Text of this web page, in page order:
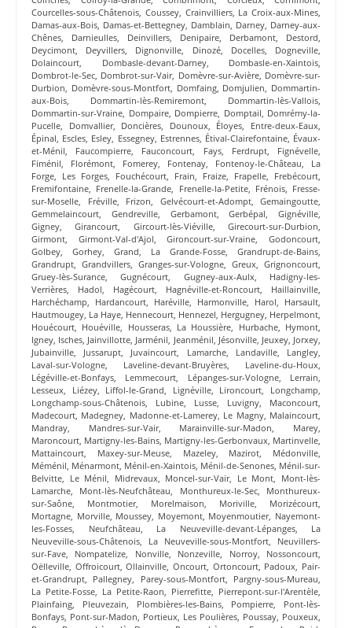
Courcelles-sous-Châtenois, Coussey, Crainvilliers, La Croix-aux-Mines,
Damas-aux-Bois, Damas-et-Bettegney, Damblain, Darney, Darney-aux-
Chênes, Darnieulles, Deinvillers, Denipaire, Derbamont, Destord,
Deycimont, Deyvillers, Dignonville, Dinozé, Docelles, Dogneville,
Dolaincourt, Dombasle-devant-Darney, Dombasle-en-Xaintois,
Dombrot-le-Sec, Dombrot-sur-Vair, Domèvre-sur-Avière, Domèvre-sur-
Durbion, Domèvre-sous-Montfort, Domfaing, Domjulien, Dommartin-
aux-Bois, Dommartin-lès-Remiremont, Dommartin-lès-Vallois,
Dommartin-sur-Vraine, Dompaire, Dompierre, Domptail, Domrémy-la-
Pucelle, Domvallier, Doncières, Dounoux, Éloyes, Entre-deux-Eaux,
Épinal, Escles, Esley, Essegney, Estrennes, Étival-Clairefontaine, Évaux-
et-Ménil, Faucompierre, Fauconcourt, Fays, Ferdrupt, Fignévelle,
Fiménil, Florémont, Fomerey, Fontenay, Fontenoy-le-Château, La
Forge, Les Forges, Fouchécourt, Frain, Fraize, Frapelle, Frebécourt,
Fremifontaine, Frenelle-la-Grande, Frenelle-la-Petite, Frénois, Fresse-
sur-Moselle, Fréville, Frizon, Gelvécourt-et-Adompt, Gemaingoutte,
Gemmelaincourt, Gendreville, Gerbamont,Gerbépal, Gignéville,
Gigney,Girancourt, Gircourt-lès-Viéville,Girecourt-sur-Durbion,
Girmont, Girmont-Val-d'Ajol,Gironcourt-sur-Vraine,Godoncourt,
Golbey, Gorhey, Grand, La Grande-Fosse, Grandrupt-de-Bains,
Grandrupt, Grandvillers, Granges-sur-Vologne, Greux, Grignoncourt,
Gruey-lès-Surance,Gugnécourt, Gugney-aux-Aulx, Hadigny-les-
Verrières, Hadol, Hagécourt, Hagnéville-et-Roncourt, Haillainville,
Harchéchamp, Hardancourt, Haréville, Harmonville, Harol, Harsault,
Hautmougey, La Haye, Hennecourt, Hennezel, Hergugney, Herpelmont,
Houécourt, Houéville, Housseras, La Houssière, Hurbache, Hymont,
Igney, Isches, Jainvillotte, Jarménil, Jeanménil, Jésonville, Jeuxey, Jorxey,
Jubainville, Jussarupt, Juvaincourt, Lamarche, Landaville, Langley,
Laval-sur-Vologne, Laveline-devant-Bruyères, Laveline-du-Houx,
Légéville-et-Bonfays, Lemmecourt, Lépanges-sur-Vologne, Lerrain,
Lesseux, Liézey, Liffol-le-Grand, Lignéville, Lironcourt, Longchamp,
Longchamp-sous-Châtenois, Lubine, Lusse, Luvigny, Maconcourt,
Madecourt, Madegney, Madonne-et-Lamerey, Le Magny, Malaincourt,
Mandray, Mandres-sur-Vair, Marainville-sur-Madon, Marey,
Maroncourt, Martigny-les-Bains, Martigny-les-Gerbonvaux, Martinvelle,
Mattaincourt, Maxey-sur-Meuse, Mazeley, Mazirot, Médonville,
Méménil, Ménarmont, Ménil-en-Xaintois, Ménil-de-Senones, Ménil-sur-
Belvitte, Le Ménil, Midrevaux, Moncel-sur-Vair, Le Mont, Mont-lès-
Lamarche, Mont-lès-Neufchâteau, Monthureux-le-Sec, Monthureux-
sur-Saône, Montmotier, Morelmaison, Moriville, Morizécourt,
Mortagne, Morville, Moussey, Moyemont, Moyenmoutier, Nayemont-
les-Fosses, Neufchâteau, La Neuveville-devant-Lépanges, La
Neuveville-sous-Châtenois, La Neuveville-sous-Montfort, Neuvillers-
sur-Fave, Nompatelize, Nonville, Nonzeville, Norroy, Nossoncourt,
Oëlleville, Offroicourt,Ollainville,Oncourt, Ortoncourt, Padoux, Pair-
et-Grandrupt, Pallegney, Parey-sous-Montfort, Pargny-sous-Mureau,
La Petite-Fosse, La Petite-Raon, Pierrefitte, Pierrepont-sur-l'Arentèle,
Plainfaing, Pleuvezain, Plombières-les-Bains, Pompierre, Pont-lès-
Bonfays, Pont-sur-Madon, Portieux, Les Poulières, Poussay, Pouxeux,